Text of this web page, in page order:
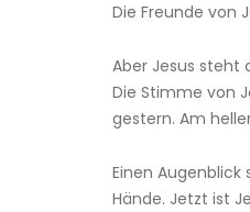
Die Freunde von
Aber Jesus steht
Die Stimme von
gestern. Am
Einen Augenblick
Hände. Jetzt ist